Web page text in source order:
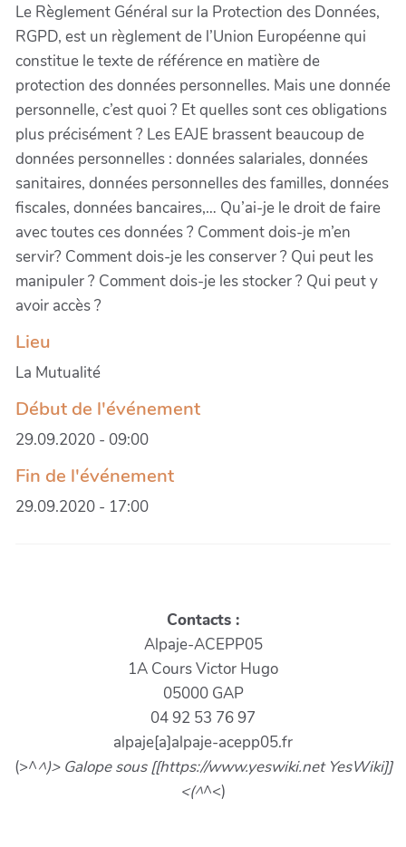
Le Règlement Général sur la Protection des Données,
RGPD, est un règlement de l’Union Européenne qui
constitue le texte de référence en matière de
protection des données personnelles. Mais une donnée
personnelle, c’est quoi ? Et quelles sont ces obligations
plus précisément ? Les EAJE brassent beaucoup de
données personnelles : données salariales, données
sanitaires, données personnelles des familles, données
fiscales, données bancaires,… Qu’ai-je le droit de faire
avec toutes ces données ? Comment dois-je m’en
servir? Comment dois-je les conserver ? Qui peut les
manipuler ? Comment dois-je les stocker ? Qui peut y
avoir accès ?
Lieu
La Mutualité
Début de l'événement
29.09.2020 - 09:00
Fin de l'événement
29.09.2020 - 17:00
Contacts :
Alpaje-ACEPP05
1A Cours Victor Hugo
05000 GAP
04 92 53 76 97
alpaje[a]alpaje-acepp05.fr
(>^^)> Galope sous [[https://www.yeswiki.net YesWiki]]
<(^^<)